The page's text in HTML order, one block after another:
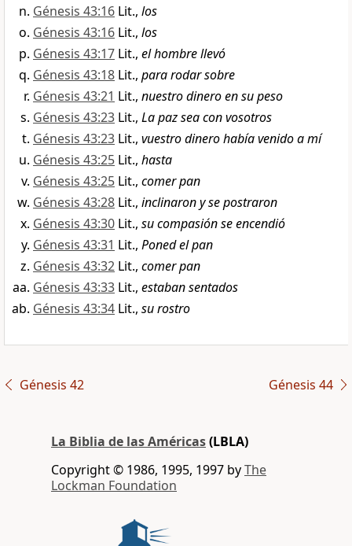
Génesis 43:16 Lit., los
Génesis 43:16 Lit., los
Génesis 43:17 Lit., el hombre llevó
Génesis 43:18 Lit., para rodar sobre
Génesis 43:21 Lit., nuestro dinero en su peso
Génesis 43:23 Lit., La paz sea con vosotros
Génesis 43:23 Lit., vuestro dinero había venido a mí
Génesis 43:25 Lit., hasta
Génesis 43:25 Lit., comer pan
Génesis 43:28 Lit., inclinaron y se postraron
Génesis 43:30 Lit., su compasión se encendió
Génesis 43:31 Lit., Poned el pan
Génesis 43:32 Lit., comer pan
Génesis 43:33 Lit., estaban sentados
Génesis 43:34 Lit., su rostro
Génesis 42 Génesis 44
La Biblia de las Américas(LBLA)
Copyright © 1986, 1995, 1997 byThe
Lockman Foundation